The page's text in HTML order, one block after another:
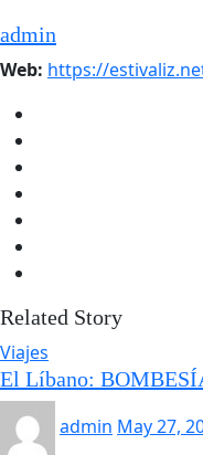
admin
Web: https://
Related Story
Viajes
El Líbano:
admin May 27,